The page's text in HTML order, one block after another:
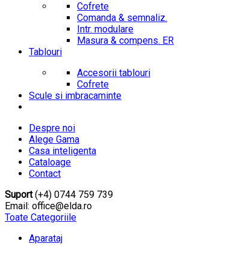
Cofrete
Comanda & semnaliz.
Intr. modulare
Masura & compens. ER
Tablouri
Accesorii tablouri
Cofrete
Scule si imbracaminte
Despre noi
Alege Gama
Casa inteligenta
Cataloage
Contact
Suport(+4) 0744 759 739
Email: office@elda.ro
Toate Categoriile
Aparataj